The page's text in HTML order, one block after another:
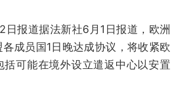
日报道据法新社6月1日报道，欧洲
成员国1日晚达成协议，将收紧欧
括可能在境外设立遣返中心以安置